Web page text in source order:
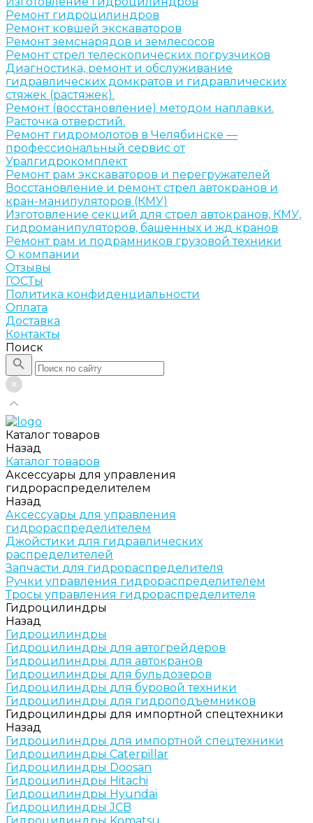
Ремонт гидроцилиндров
Ремонт ковшей экскаваторов
Ремонт земснарядов и землесосов
Ремонт стрел телескопических погрузчиков
Диагностика, ремонт и обслуживание
гидравлических домкратов и гидравлических
стяжек (растяжек).
Ремонт (восстановление) методом наплавки.
Расточка отверстий.
Ремонт гидромолотов в Челябинске —
профессиональный сервис от
Уралгидрокомплект
Ремонт рам экскаваторов и перегружателей
Восстановление и ремонт стрел автокранов и
кран-манипуляторов (КМУ)
Изготовление секций для стрел автокранов, КМУ,
гидроманипуляторов, башенных и жд кранов
Ремонт рам и подрамников грузовой техники
О компании
Отзывы
ГОСТы
Политика конфиденциальности
Оплата
Доставка
Контакты
Поиск
Каталог товаров
Назад
Каталог товаров
Аксессуары для управления
гидрораспределителем
Назад
Аксессуары для управления
гидрораспределителем
Джойстики для гидравлических
распределителей
Запчасти для гидрораспределителя
Ручки управления гидрораспределителем
Тросы управления гидрораспределителя
Гидроцилиндры
Назад
Гидроцилиндры
Гидроцилиндры для автогрейдеров
Гидроцилиндры для автокранов
Гидроцилиндры для бульдозеров
Гидроцилиндры для буровой техники
Гидроцилиндры для гидроподъемников
Гидроцилиндры для импортной спецтехники
Назад
Гидроцилиндры для импортной спецтехники
Гидроцилиндры Caterpillar
Гидроцилиндры Doosan
Гидроцилиндры Hitachi
Гидроцилиндры Hyundai
Гидроцилиндры JCB